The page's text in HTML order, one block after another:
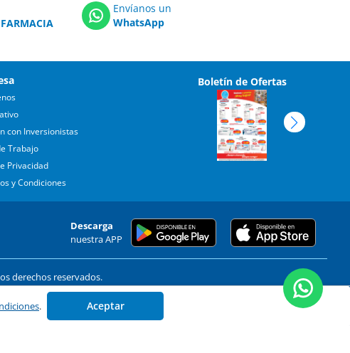
Envíanos un
WhatsApp
con Inversionistas
Trabajo
Privacidad
y Condiciones
Boletín de Ofertas
Descarga
nuestra APP
derechos reservados.
C.P. 44610
. Aceptar